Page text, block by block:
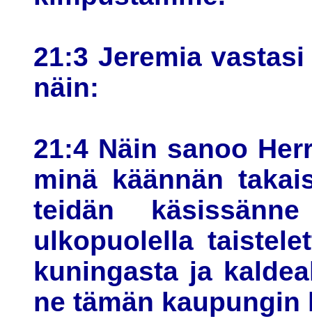
21:3 Jeremia
näin:
21:4 Näin sanoo
minä käännän
teidän
ulkopuolella
kuningasta ja
ne tämän kaupungin